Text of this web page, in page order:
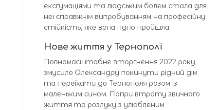
ексгумаціями та людським болем стала для
неї справжнім випробуванням на професійну
стійкість, яке вона гідно пройшла.
Нове життя у Тернополі
Повномасштабне вторгнення 2022 року
змусило Олександру покинути рідний дім
та переїхати до Тернополя разом із
маленьким сином. Попри втрату звичного
життя та розлуку з улюбленим